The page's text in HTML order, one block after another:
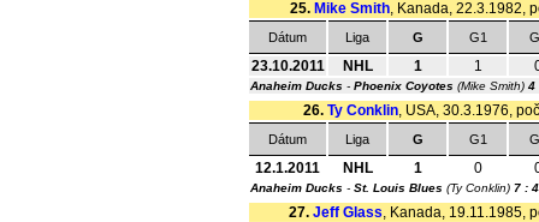
25. Mike Smith, Kanada, 22.3.1982,
Dátum Liga G G1
23.10.2011 NHL 1 1
Anaheim Ducks - Phoenix Coyotes (Mike Smith) 4
26. Ty Conklin, USA, 30.3.1976,
Dátum Liga G G1
12.1.2011 NHL 1 0
Anaheim Ducks - St. Louis Blues (Ty Conklin) 7 : 4
27. Jeff Glass, Kanada, 19.11.1985,